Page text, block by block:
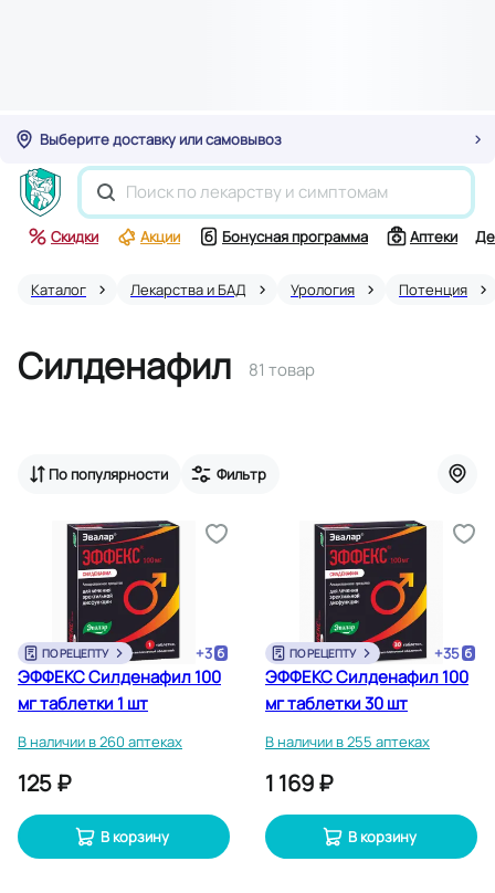
Выберите доставку или самовывоз
Скидки Акции Бонусная программа Аптеки
Каталог Лекарства и БАД Урология Потенция
Силденафил 81 товар
По популярности Фильтр
ПО РЕЦЕПТУ +3
ЭФФЕКС Силденафил 100
мг таблетки 1 шт
В наличии в 260 аптеках
125 ₽
В корзину
ПО РЕЦЕПТУ +35
ЭФФЕКС Силденафил 100
мг таблетки 30 шт
В наличии в 255 аптеках
1 169 ₽
В корзину